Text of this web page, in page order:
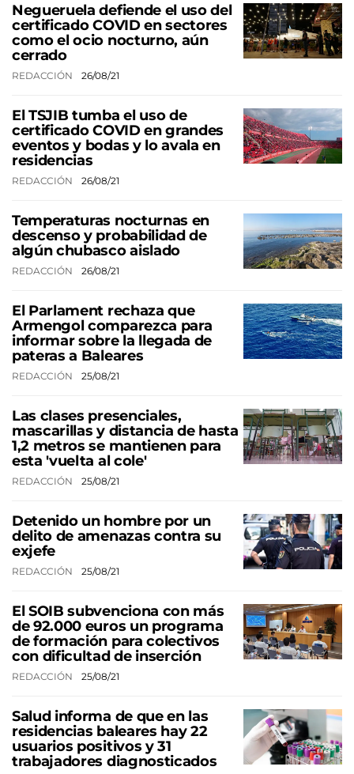
Negueruela defiende el uso del
certificado COVID en sectores
como el ocio nocturno, aún
cerrado
REDACCIÓN 26/08/21
El TSJIB tumba el uso de
certificado COVID en grandes
eventos y bodas y lo avala en
residencias
REDACCIÓN 26/08/21
Temperaturas nocturnas en
descenso y probabilidad de
algún chubasco aislado
REDACCIÓN 26/08/21
El Parlament rechaza que
Armengol comparezca para
informar sobre la llegada de
pateras a Baleares
REDACCIÓN 25/08/21
Las clases presenciales,
mascarillas y distancia de hasta
1,2 metros se mantienen para
esta 'vuelta al cole'
REDACCIÓN 25/08/21
Detenido un hombre por un
delito de amenazas contra su
exjefe
REDACCIÓN 25/08/21
El SOIB subvenciona con más
de 92.000 euros un programa
de formación para colectivos
con dificultad de inserción
REDACCIÓN 25/08/21
Salud informa de que en las
residencias baleares hay 22
usuarios positivos y 31
trabajadores diagnosticados